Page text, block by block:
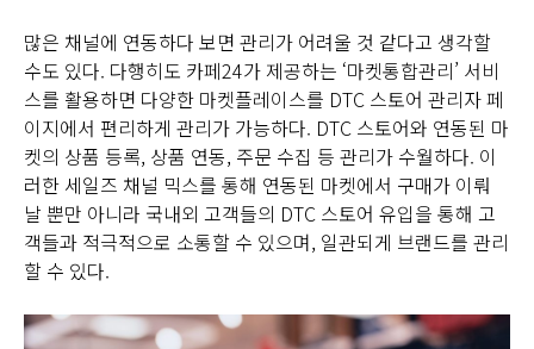
많은 채널에 연동하다 보면 관리가 어려울 것 같다고 생각할
수도 있다. 다행히도 카페24가 제공하는 ‘마켓통합관리’ 서비
스를 활용하면 다양한 마켓플레이스를 DTC 스토어 관리자 페
이지에서 편리하게 관리가 가능하다. DTC 스토어와 연동된 마
켓의 상품 등록, 상품 연동, 주문 수집 등 관리가 수월하다. 이
러한 세일즈 채널 믹스를 통해 연동된 마켓에서 구매가 이뤄
날 뿐만 아니라 국내외 고객들의 DTC 스토어 유입을 통해 고
객들과 적극적으로 소통할 수 있으며, 일관되게 브랜드를 관리
할 수 있다.